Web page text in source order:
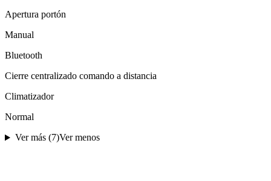
Apertura portón
Manual
Bluetooth
Cierre centralizado comando a distancia
Climatizador
Normal
Ver más (7)Ver menos